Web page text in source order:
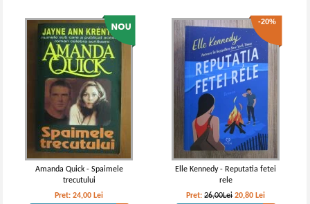
Amanda Quick - Spaimele
trecutului
Pret:24,00 Lei
-20%
Elle Kennedy - Reputatia fetei
rele
Pret:26,00Lei 20,80 Lei